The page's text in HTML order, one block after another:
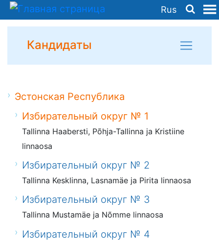
Rus
Кандидаты
Эстонская Республика
Избирательный округ № 1
Tallinna Haabersti, Põhja-Tallinna ja Kristiine
linnaosa
Избирательный округ № 2
Tallinna Kesklinna, Lasnamäe ja Pirita linnaosa
Избирательный округ № 3
Tallinna Mustamäe ja Nõmme linnaosa
Избирательный округ № 4